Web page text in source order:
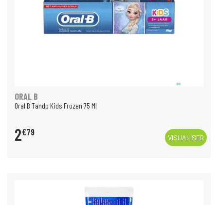
ORAL B
Oral B Tandp Kids Frozen 75 Ml
2€79
VISUALISER